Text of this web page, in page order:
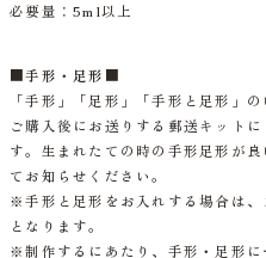
必要量：5ml以上
■手形・足形 ■
「手形」「足形」「手形と足形」
ご購入後にお送りする郵送キット
す。生まれたての時の手形足形が
てお知らせください。
※手形と足形をお入れする場合は
となります。
※制作するにあたり、手形・足形